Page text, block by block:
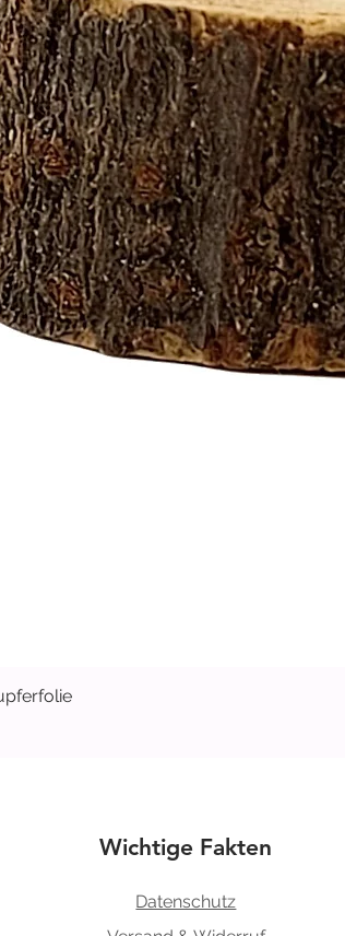
Wichtige Fakten
Datenschutz